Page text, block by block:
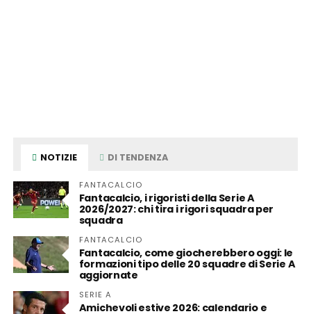
NOTIZIE DI TENDENZA
FANTACALCIO
Fantacalcio, i rigoristi della Serie A
2026/2027: chi tira i rigori squadra per
squadra
FANTACALCIO
Fantacalcio, come giocherebbero oggi: le
formazioni tipo delle 20 squadre di Serie A
aggiornate
SERIE A
Amichevoli estive 2026: calendario e